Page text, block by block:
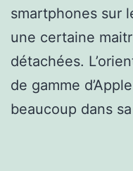
smartphones sur
une certaine
détachées.
de gamme
beaucoup dans